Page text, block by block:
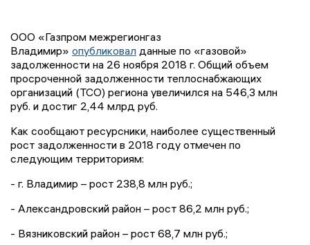
ООО «Газпром межрегионгаз
Владимир» опубликовал данные по «газовой»
задолженности на 26 ноября 2018 г. Общий объем
просроченной задолженности теплоснабжающих
организаций (ТСО) региона увеличился на 546,3 млн
руб. и достиг 2,44 млрд руб.
Как сообщают ресурсники, наиболее существенный
рост задолженности в 2018 году отмечен по
следующим территориям:
- г. Владимир – рост 238,8 млн руб.;
- Александровский район – рост 86,2 млн руб.;
- Вязниковский район – рост 68,7 млн руб.;